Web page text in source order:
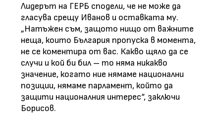
Лидерът на ГЕРБ сподели, че не може да
гласува срещу Иванов и оставката му.
„Натъжен съм, защото нищо от важните
неща, които България пропуска в момента,
не се коментира от вас. Какво щяло да се
случи и кой би бил – то няма никакво
значение, когато ние нямаме национални
позиции, нямаме парламент, който да
защити националния интерес“, заключи
Борисов.